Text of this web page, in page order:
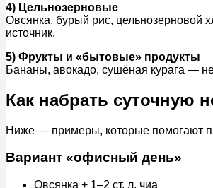
4) Цельнозерновые
Овсянка, бурый рис, цельнозерновой
источник.
5) Фрукты и «бытовые» продукты
Бананы, авокадо, сушёная курага —
Как набрать суточную
Ниже — примеры, которые помогают
Вариант «офисный день»
Овсянка + 1–2 ст. л. чиа